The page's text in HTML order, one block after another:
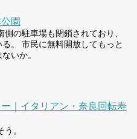
園
の駐車場も閉鎖されており、
。 市民に無料開放してもっと
いか。
｜イタリアン・奈良回転寿
。